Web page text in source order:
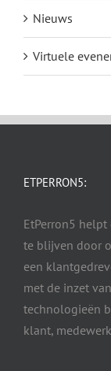
Nieuws
Virtuele
ETPERRON5:
EtPerron5
te blijven door
een
met de inzet
technologieën
klant,